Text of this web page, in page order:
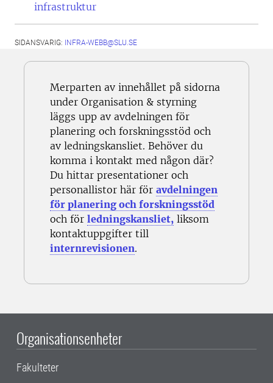
infrastruktur
SIDANSVARIG: INFRA-WEBB@SLU.SE
Merparten av innehållet på sidorna
under Organisation & styrning
läggs upp av avdelningen för
planering och forskningsstöd och
av ledningskansliet. Behöver du
komma i kontakt med någon där?
Du hittar presentationer och
personallistor här för avdelningen
för planering och forskningsstöd
och för ledningskansliet, liksom
kontaktuppgifter till
internrevisionen.
Organisationsenheter
Fakulteter